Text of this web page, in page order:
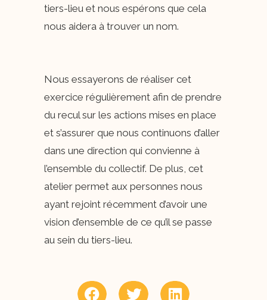
tiers-lieu et nous espérons que cela
nous aidera à trouver un nom.
Nous essayerons de réaliser cet
exercice régulièrement afin de prendre
du recul sur les actions mises en place
et s’assurer que nous continuons d’aller
dans une direction qui convienne à
l’ensemble du collectif. De plus, cet
atelier permet aux personnes nous
ayant rejoint récemment d’avoir une
vision d’ensemble de ce qu’il se passe
au sein du tiers-lieu.